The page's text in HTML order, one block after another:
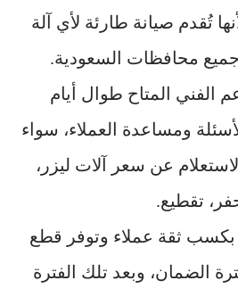
ومساعدة العملاء، سواء
عن سعر آلات ليزر،
تقطيع.
الضمان، وبعد تلك الفترة